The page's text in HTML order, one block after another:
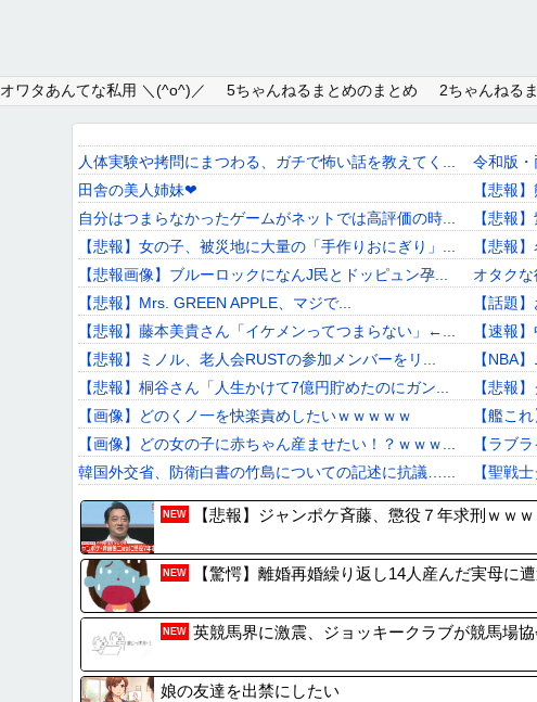
オワタあんてな私用 ＼(^o^)／ 5ちゃんねるまとめのまとめ 2ちゃんねる
人体実験や拷問にまつわる、ガチで怖い話を教えてく...
田舎の美人姉妹❤
自分はつまらなかったゲームがネットでは高評価の時...
【悲報】女の子、被災地に大量の「手作りおにぎり」...
【悲報画像】ブルーロックになんJ民とドッピュン孕...
【悲報】Mrs. GREEN APPLE、マジで...
【悲報】藤本美貴さん「イケメンってつまらない」←...
【悲報】ミノル、老人会RUSTの参加メンバーをリ...
【悲報】桐谷さん「人生かけて7億円貯めたのにガン...
【画像】どのくノ一を快楽責めしたいｗｗｗｗｗ
【画像】どの女の子に赤ちゃん産ませたい！？ｗｗｗ...
韓国外交省、防衛白書の竹島についての記述に抗議…...
【画像】サンドウィッチマンのνガンダムの方ｗｗｗ...
「ガーデン大宮北（埼玉）」「ニューアサヒ府中四谷...
【悲報】天才「バジル、種まきから442日経ったら...
【悲報】天才「バジル、種まきから442日経ったら...
令和版
【悲報
【悲報
【悲報
オタク
【話題
【速報
【NBA
【悲報
【艦こ
【ラブ
【聖戦
【悲報
お台場
【画像
アメリ
NEW 【悲報】ジャンポケ斉藤、懲役７年求刑ｗｗ
NEW 【驚愕】離婚再婚繰り返し14人産んだ実母
NEW 英競馬界に激震、ジョッキークラブが競馬場
娘の友達を出禁にしたい
Link
Mail
RSS
オワタあんてな私用 ＼(^o^)／
5ちゃんねるまとめのまとめ
2ちゃんねるまとめのまとめ
まとめサイト速報＋